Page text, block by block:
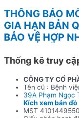
THÔNG BÁO MỜI CHÀO GIÁ GÓI
GIA HẠN BẢN QUYỀN
BẢO VỆ HỢP
– 400F
Thống kê truy
CÔNG TY CỔ
Tên cũ : Bệnh
39A Phạm Ngọc
Kích xem bản đồ
MST 4101449550